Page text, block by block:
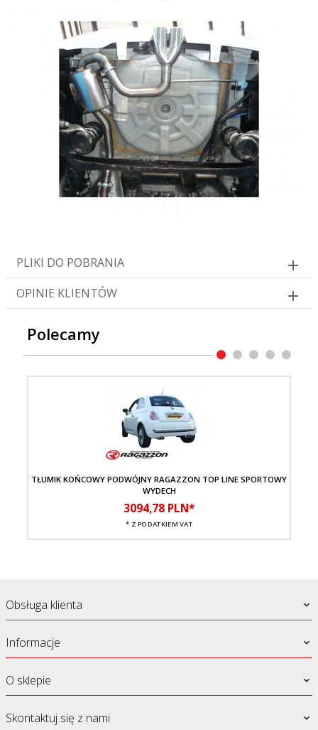
PLIKI DO POBRANIA
OPINIE KLIENTÓW
Polecamy
TŁUMIK KOŃCOWY PODWÓJNY RAGAZZON TOP LINE SPORTOWY
WYDECH
3094,78 PLN*
* Z PODATKIEM VAT
Obsługa klienta
Informacje
O sklepie
Skontaktuj się z nami